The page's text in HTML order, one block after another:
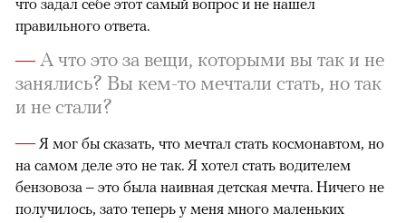
правильного ответа.
—А что это за вещи, которыми вы так и не
занялись? Вы кем-то мечтали стать, но так
и не стали?
—Я мог бы сказать, что мечтал стать космонавтом, но
на самом деле это не так. Я хотел стать водителем
бензовоза – это была наивная детская мечта. Ничего не
получилось, зато теперь у меня много маленьких